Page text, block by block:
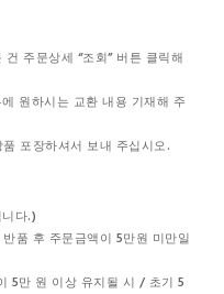
주문상세 “조회” 버튼 클릭해
원하시는 교환 내용 기재해 주
포장하셔서 보내 주십시오.
다.)
품 후 주문금액이 5만원 미만일
5만 원 이상 유지될 시 / 초기 5